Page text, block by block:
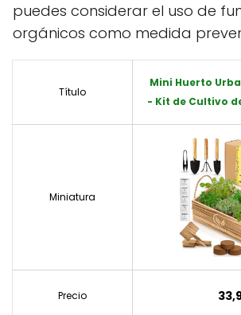
puedes considerar el uso de
orgánicos como medida
Título
Mini Huerto
- Kit de Cultivo
Miniatura
Precio